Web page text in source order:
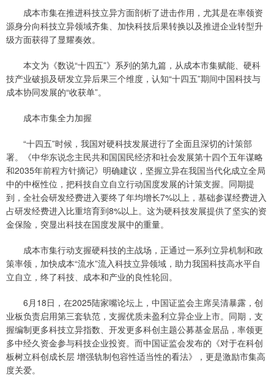
成本市集在推进科技立异方面剖析了进击作用，尤其是在率领资
源身分向科技立异领域齐集、加快科技后果转换以及推进企业转型升
级方面获得了显耀奏效。
本文为《数说“十四五”》系列的第九篇，从成本市集赋能、硬科
技产业破损及研发立异后果三个维度，认知“十四五”期间中国科技与
成本协同发展的“收获单”。
成本市集全力加握
“十四五”时候，我国对硬科技发展进行了全面且深切的计策部
署。《中华东说念主民共和国国民经济和社会发展第十四个五年谋略
和2035年前程方针摘记》明确建议，坚握立异在我国当代化成立全局
中的中枢性位，把科技自立自立行动国度发展的计策支握。同期提
到，全社会研发经费进入要终了年均增长7%以上，基础参谋经费进入
占研发经费进入比重培育到8%以上。这为硬科技发展提供了坚实的资
金保险，突显出科技在国度发展中的重量。
成本市集行动支握硬科技的主战场，正通过一系列立异机制和政
策率领，加快成本“流水”流入科技立异领域，助力我国科技高水平自
立自立，终了科技、成本和产业的良性轮回。
6月18日，在2025陆家嘴论坛上，中国证监会主席吴清暴露，创
业板负责启用第三套轨范，支握优质未盈利立异企业上市。同期，支
握编制更多科技立异指数、开发更多科创主题公募基金居品，率领更
多中经久资金参与科技企业投资。而中国证监会发布的《对于在科创
板树立科创成长层 增强轨制包容性适当性的看法》，更是激励市集高
度关爱。